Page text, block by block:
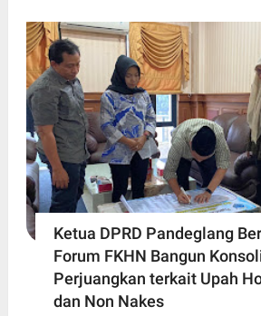
Ketua DPRD Pandeglang
Forum FKHN Bangun
Perjuangkan terkait Upah
dan Non Nakes